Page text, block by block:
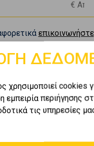
επικοινωνήστε
αυτήν τη στιγμή
χρησιμοποιεί cookies
εμπειρία περιήγησης
τις υπηρεσίες